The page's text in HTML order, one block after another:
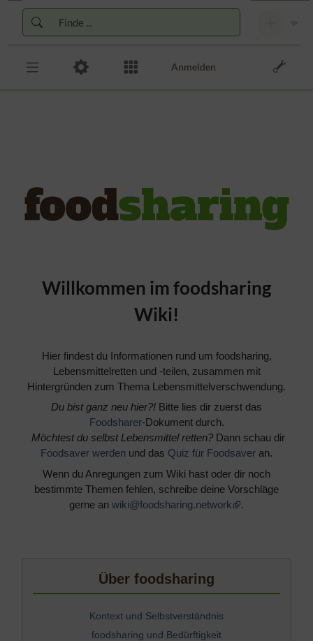
Zur Kopfleiste
Zur Hauptnavigation
Zu den Seitenwerkzeugen
Anmelden
Willkommen im foodsharing
Wiki!
Hier findest du Informationen rund um foodsharing,
Lebensmittelretten und -teilen, zusammen mit
Hintergründen zum Thema Lebensmittelverschwendung.
Du bist ganz neu hier?! Bitte lies dir zuerst das
Foodsharer-Dokument durch.
Möchtest du selbst Lebensmittel retten?Dann schau dir
Foodsaver werden und das Quiz für Foodsaver an.
Wenn du Anregungen zum Wiki hast oder dir noch
bestimmte Themen fehlen, schreibe deine Vorschläge
gerne an wiki@foodsharing.network .
Über foodsharing
Kontext und Selbstverständnis
foodsharing und Bedürftigkeit